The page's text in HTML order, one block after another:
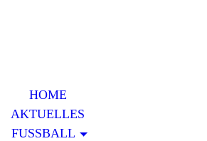
HOME
AKTUELLES
FUSSBALL